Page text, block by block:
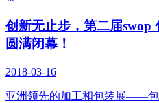
创新无止步，第二届swop
圆满闭幕！
2018-03-16
亚洲领先的加工和包装展——包